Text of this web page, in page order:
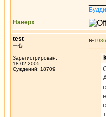
Наверх
test
一心
Зарегистрирован:
18.02.2005
Суждений: 18709
№